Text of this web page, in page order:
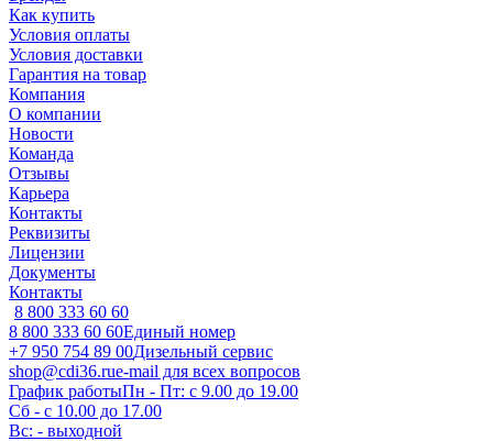
Как купить
Условия оплаты
Условия доставки
Гарантия на товар
Компания
О компании
Новости
Команда
Отзывы
Карьера
Контакты
Реквизиты
Лицензии
Документы
Контакты
8 800 333 60 60
8 800 333 60 60Единый номер
+7 950 754 89 00Дизельный сервис
shop@cdi36.rue-mail для всех вопросов
График работыПн - Пт: с 9.00 до 19.00
Сб - с 10.00 до 17.00
Вс: - выходной